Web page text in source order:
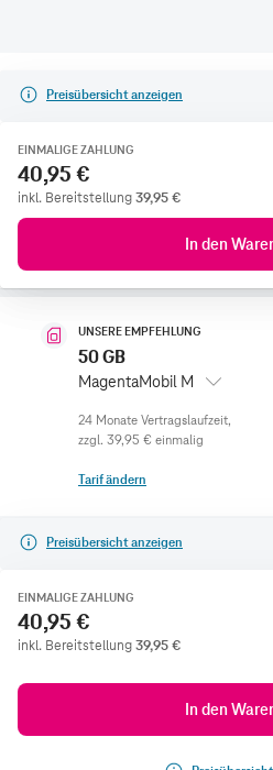
Preisübersicht anzeigen
EINMALIGE ZAHLUNG
40,95 €
inkl. Bereitstellung39,95€
In den
UNSERE EMPFEHLUNG
50 GB
MagentaMobil M
zzgl. 39,95 € einmalig
Tarif ändern
Preisübersicht anzeigen
EINMALIGE ZAHLUNG
40,95 €
inkl. Bereitstellung39,95€
In den